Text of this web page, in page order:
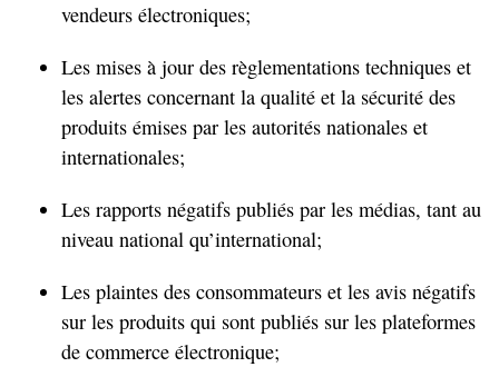
vendeurs électroniques;
Les mises à jour des règlementations techniques et
les alertes concernant la qualité et la sécurité des
produits émises par les autorités nationales et
internationales;
Les rapports négatifs publiés par les médias, tant au
niveau national qu’international;
Les plaintes des consommateurs et les avis négatifs
sur les produits qui sont publiés sur les plateformes
de commerce électronique;